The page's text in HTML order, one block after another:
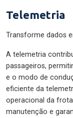
Telemetria
Transforme dados
A telemetria
passageiros,
e o modo de
eficiente da
operacional da
manutenção e